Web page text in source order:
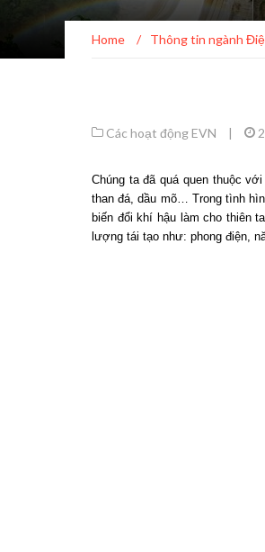
Home / Thông tin ngành
Các hoạt động EVN |
Chúng ta đã quá quen thuộc
than đá, dầu mõ… Trong tình
biến đổi khí hậu làm cho thiên
lượng tái tạo như: phong điện,